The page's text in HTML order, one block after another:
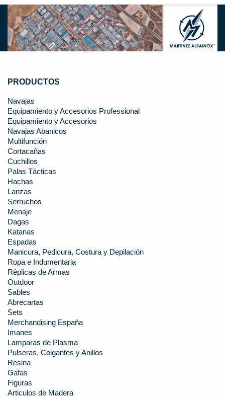
PRODUCTOS
Navajas
Equipamiento y Accesorios Professional
Equipamiento y Accesorios
Navajas Abanicos
Multifunción
Cortacañas
Cuchillos
Palas Tácticas
Hachas
Lanzas
Serruchos
Menaje
Dagas
Katanas
Espadas
Manicura, Pedicura, Costura y Depilación
Ropa e Indumentaria
Réplicas de Armas
Outdoor
Sables
Abrecartas
Sets
Merchandising España
Imanes
Lamparas de Plasma
Pulseras, Colgantes y Anillos
Resina
Gafas
Figuras
Articulos de Madera